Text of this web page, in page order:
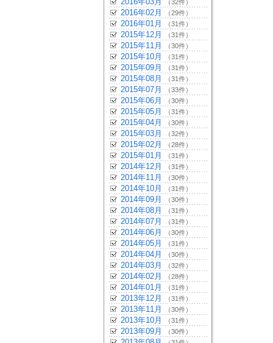
（32件）
2016年02月 （29件）
2016年01月 （31件）
2015年12月 （31件）
2015年11月 （30件）
2015年10月 （31件）
2015年09月 （31件）
2015年08月 （31件）
2015年07月 （33件）
2015年06月 （30件）
2015年05月 （31件）
2015年04月 （30件）
2015年03月 （32件）
2015年02月 （28件）
2015年01月 （31件）
2014年12月 （31件）
2014年11月 （30件）
2014年10月 （31件）
2014年09月 （30件）
2014年08月 （31件）
2014年07月 （31件）
2014年06月 （30件）
2014年05月 （31件）
2014年04月 （30件）
2014年03月 （32件）
2014年02月 （28件）
2014年01月 （31件）
2013年12月 （31件）
2013年11月 （30件）
2013年10月 （31件）
2013年09月 （30件）